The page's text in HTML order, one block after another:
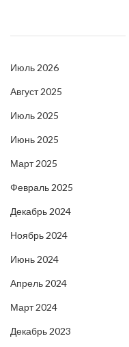
Июль 2026
Август 2025
Июль 2025
Июнь 2025
Март 2025
Февраль 2025
Декабрь 2024
Ноябрь 2024
Июнь 2024
Апрель 2024
Март 2024
Декабрь 2023